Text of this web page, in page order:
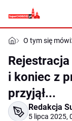
O tym się mówi
i koniec z
przyjął...
Redakcja
5 lipca 2025,